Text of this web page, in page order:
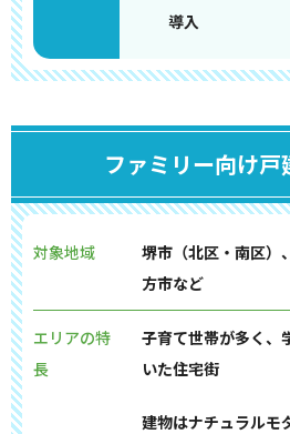
導入
ファミリー向け戸
対象地域
堺市（北区・南区）
方市など
エリアの特
長
子育て世帯が多く、
いた住宅街
建物はナチュラルモ